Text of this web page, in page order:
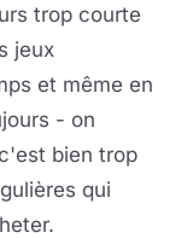
trop courte
jeux
et même en
- on
bien trop
qui